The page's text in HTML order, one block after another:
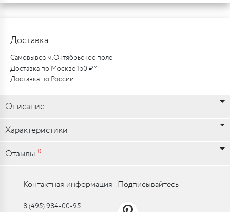
Доставка
Самовывоз м.Октябрьское поле
Доставка по Москве 150 ₽ *
Доставка по России
Описание
Характеристики
Отзывы 0
Контактная информация
8 (495) 984-00-95
Подписывайтесь